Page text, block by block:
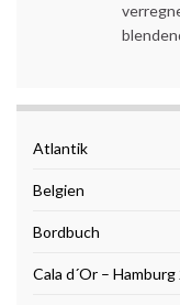
Atlantik
Belgien
Bordbuch
Cala d´Or – Hamburg